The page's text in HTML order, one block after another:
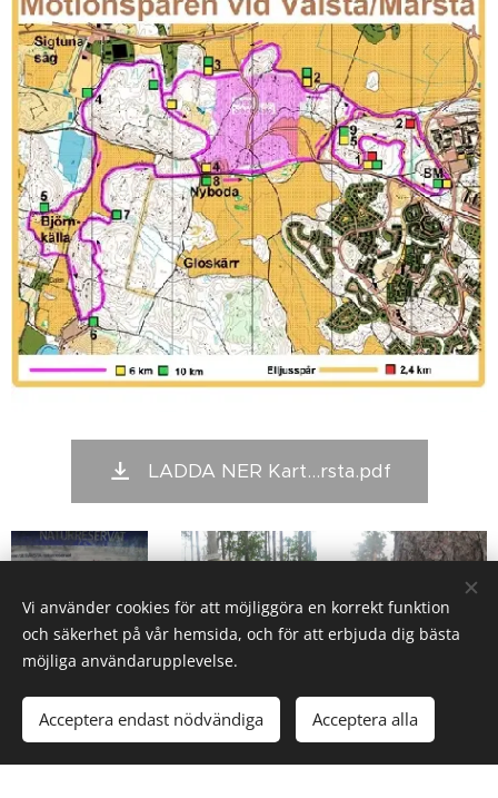
LADDA NER Kart...rsta.pdf
Vi använder cookies för att möjliggöra en korrekt funktion
och säkerhet på vår hemsida, och för att erbjuda dig bästa
möjliga användarupplevelse.
Acceptera endast nödvändiga Acceptera alla